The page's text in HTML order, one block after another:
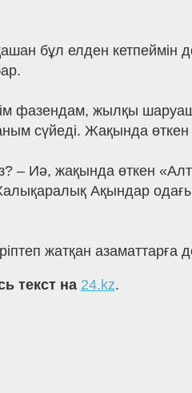
бұл елден
фазендам, жылқы
сүйеді. Жақында
– Иә, жақында өткен
Ақындар
жатқан азаматтарға
текст на 24.kz.